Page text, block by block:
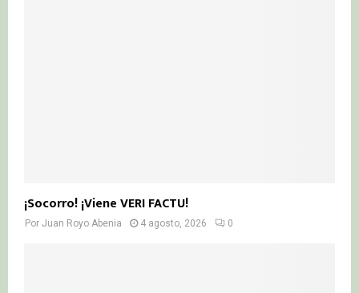
¡Socorro! ¡Viene VERI FACTU!
Por Juan Royo Abenia 4 agosto, 2026 0